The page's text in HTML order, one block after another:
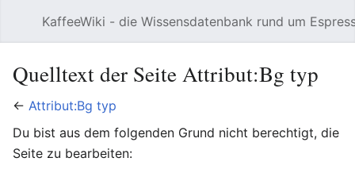
KaffeeWiki - die Wissensdatenbank rund um
Quelltext der Seite Attribut:Bg typ
← Attribut:Bg typ
Du bist aus dem folgenden Grund nicht berechtigt, die
Seite zu bearbeiten: